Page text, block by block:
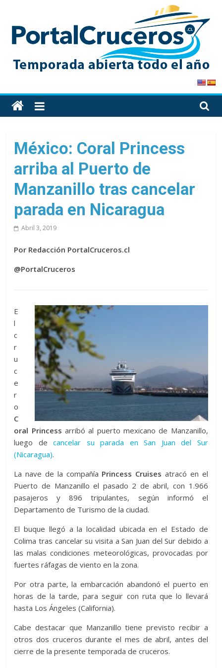
content
PortalCruceros
Toda
la
de
cruceros
en
un
solo
México: Coral Princess
arriba al Puerto de
Manzanillo tras cancelar
parada en Nicaragua
Abril 3, 2019
Por Redacción PortalCruceros.cl
@PortalCruceros
E
l
c
r
u
c
e
r
o
C
oral Princess arribó al puerto mexicano de Manzanillo,
luego decancelar su parada en San Juan del Sur
(Nicaragua).
La nave de la compañía Princess Cruises atracó en el
Puerto de Manzanillo el pasado 2 de abril, con 1.966
pasajeros y 896 tripulantes, según informó el
Departamento de Turismo de la ciudad.
El buque llegó a la localidad ubicada en el Estado de
Colima tras cancelar su visita a San Juan del Sur debido a
las malas condiciones meteorológicas, provocadas por
fuertes ráfagas de viento en la zona.
Por otra parte, la embarcación abandonó el puerto en
horas de la tarde, para seguir con ruta que lo llevará
hasta Los Ángeles (California).
Cabe destacar que Manzanillo tiene previsto recibir a
otros dos cruceros durante el mes de abril, antes del
cierre de la presente temporada de cruceros.